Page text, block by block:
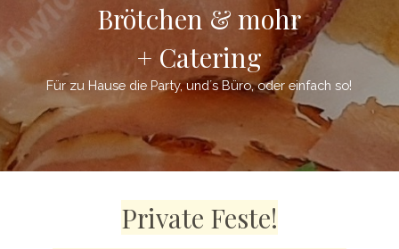
Brötchen & mohr
+ Catering
Für zu Hause die Party, und´s Büro, oder einfach so!
Private Feste!